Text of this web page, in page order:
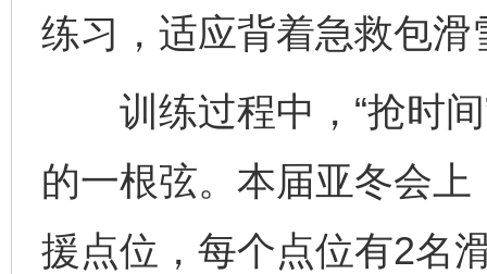
练习，适应背着急救包滑
训练过程中，“抢时间
的一根弦。本届亚冬会
援点位，每个点位有2名